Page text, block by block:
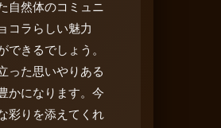
自然体のコミュニ
コラらしい魅力
きるでしょう。
った思いやりある
かになります。今
彩りを添えてくれ